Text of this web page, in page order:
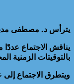
يترأس د. مصطفى
يناقش الاجتماع عددًا
بالتوقيتات الزمنية
ويتطرق الاجتماع